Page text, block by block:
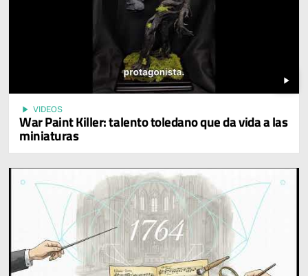
play_arrow
play_arrow VIDEOS
War Paint Killer: talento toledano que da vida a las
miniaturas